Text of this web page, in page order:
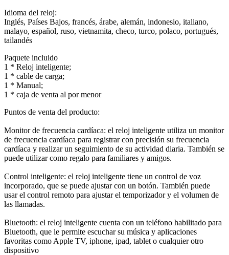
Idioma del reloj:
Inglés, Países Bajos, francés, árabe, alemán, indonesio, italiano,
malayo, español, ruso, vietnamita, checo, turco, polaco, portugués,
tailandés
Paquete incluido
1 * Reloj inteligente;
1 * cable de carga;
1 * Manual;
1 * caja de venta al por menor
Puntos de venta del producto:
Monitor de frecuencia cardíaca: el reloj inteligente utiliza un monitor
de frecuencia cardíaca para registrar con precisión su frecuencia
cardíaca y realizar un seguimiento de su actividad diaria. También se
puede utilizar como regalo para familiares y amigos.
Control inteligente: el reloj inteligente tiene un control de voz
incorporado, que se puede ajustar con un botón. También puede
usar el control remoto para ajustar el temporizador y el volumen de
las llamadas.
Bluetooth: el reloj inteligente cuenta con un teléfono habilitado para
Bluetooth, que le permite escuchar su música y aplicaciones
favoritas como Apple TV, iphone, ipad, tablet o cualquier otro
dispositivo